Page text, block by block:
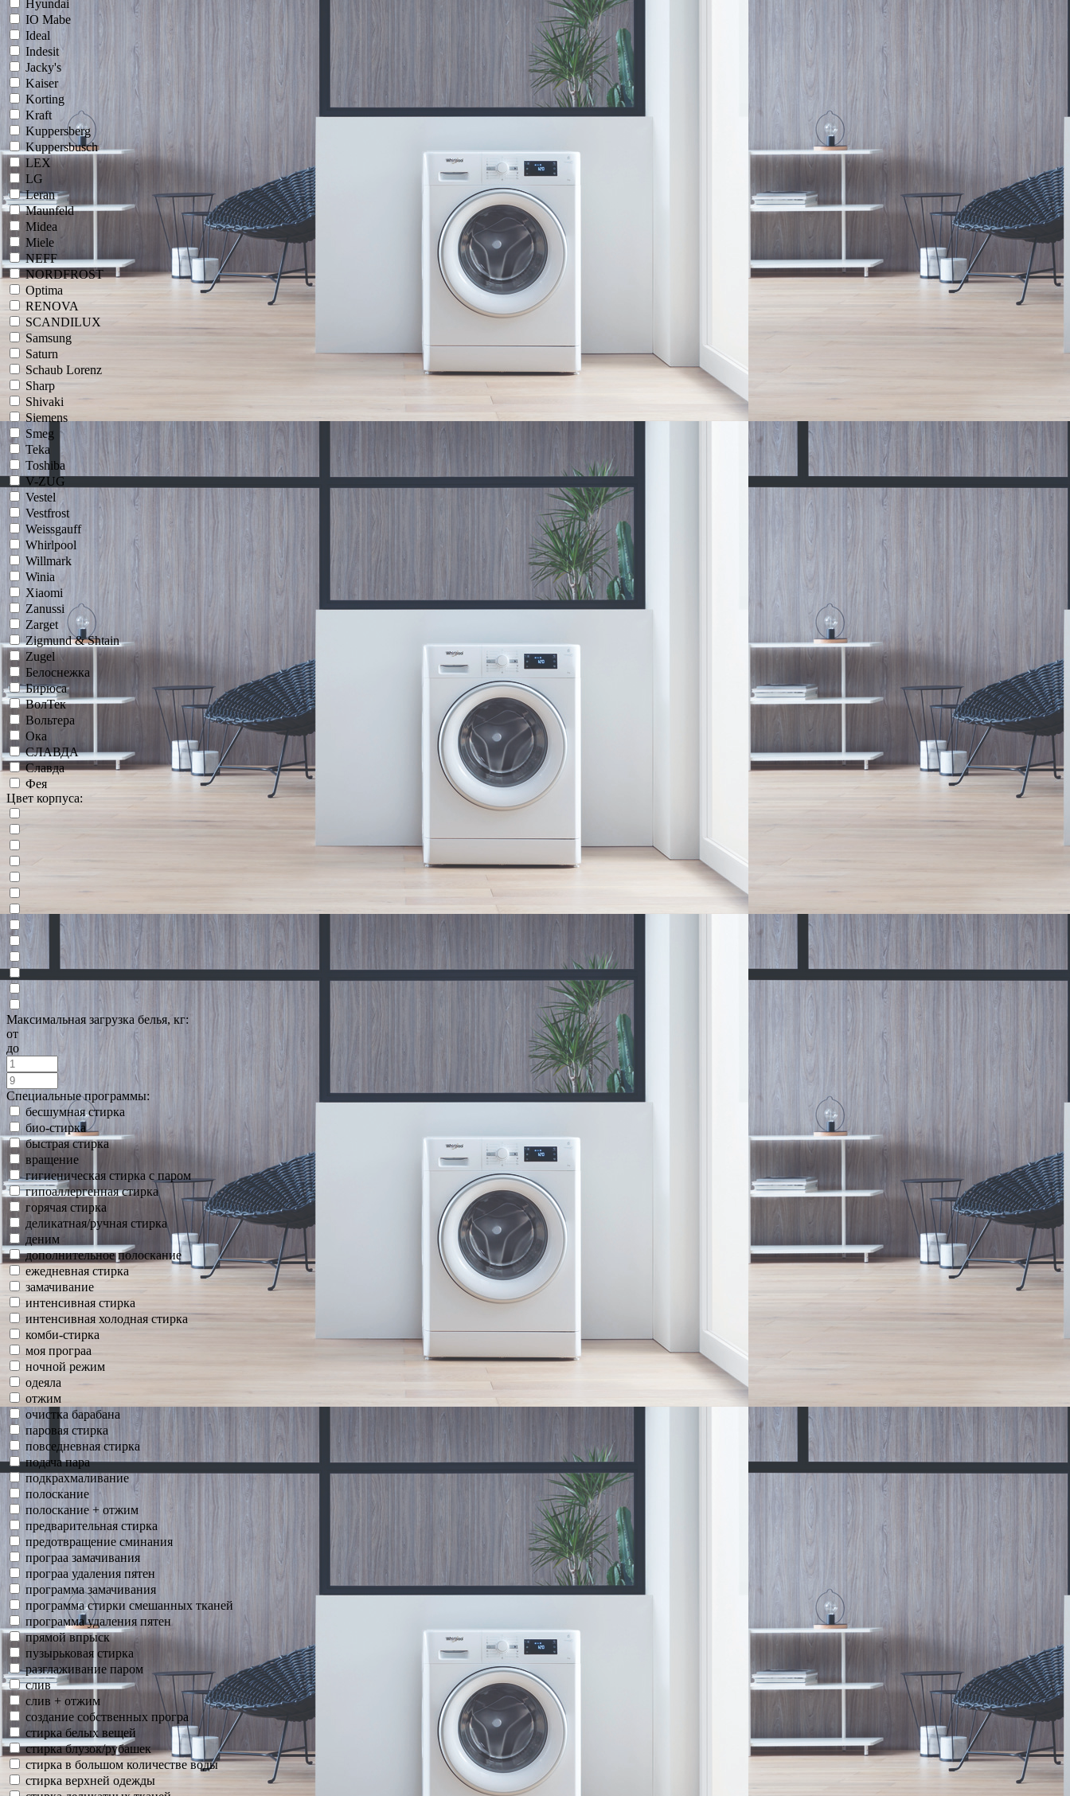
Hyundai
IO Mabe
Ideal
Indesit
Jacky's
Kaiser
Korting
Kraft
Kuppersberg
Kuppersbusch
LEX
LG
Leran
Maunfeld
Midea
Miele
NEFF
NORDFROST
Optima
RENOVA
SCANDILUX
Samsung
Saturn
Schaub Lorenz
Sharp
Shivaki
Siemens
Smeg
Teka
Toshiba
V-ZUG
Vestel
Vestfrost
Weissgauff
Whirlpool
Willmark
Winia
Xiaomi
Zanussi
Zarget
Zigmund & Shtain
Zugel
Белоснежка
Бирюса
ВолТек
Вольтера
Ока
СЛАВДА
Славда
Фея
Цвет корпуса:
Максимальная загрузка белья, кг:
от
до
Специальные программы:
бесшумная стирка
био-стирка
быстрая стирка
вращение
гигиеническая стирка с паром
гипоаллергенная стирка
горячая стирка
деликатная/ручная стирка
деним
дополнительное полоскание
ежедневная стирка
замачивание
интенсивная стирка
интенсивная холодная стирка
комби-стирка
моя програа
ночной режим
одеяла
отжим
очистка барабана
паровая стирка
повседневная стирка
подача пара
подкрахмаливание
полоскание
полоскание + отжим
предварительная стирка
предотвращение сминания
програа замачивания
програа удаления пятен
программа замачивания
программа стирки смешанных тканей
программа удаления пятен
прямой впрыск
пузырьковая стирка
разглаживание паром
слив
слив + отжим
создание собственных програ
стирка белых вещей
стирка блузок/рубашек
стирка в большом количестве воды
стирка верхней одежды